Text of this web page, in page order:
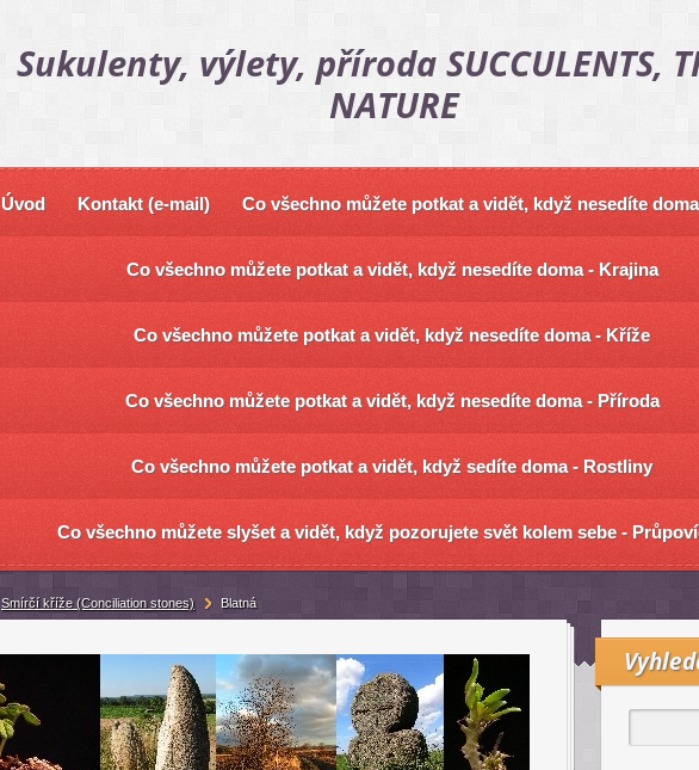
Sukulenty, výlety, příroda SUCCULENTS,
NATURE
Úvod Kontakt (e-mail) Co všechno můžete potkat a vidět, když nesedíte
Co všechno můžete potkat a vidět, když nesedíte doma - Krajina
Co všechno můžete potkat a vidět, když nesedíte doma - Kříže
Co všechno můžete potkat a vidět, když nesedíte doma - Příroda
Co všechno můžete potkat a vidět, když sedíte doma - Rostliny
Co všechno můžete slyšet a vidět, když pozorujete svět kolem sebe -
Smírčí kříže (Conciliation stones) Blatná